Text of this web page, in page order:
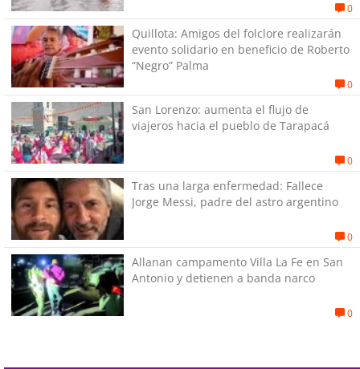
0
Quillota: Amigos del folclore realizarán
evento solidario en beneficio de Roberto
“Negro” Palma
0
San Lorenzo: aumenta el flujo de
viajeros hacia el pueblo de Tarapacá
0
Tras una larga enfermedad: Fallece
Jorge Messi, padre del astro argentino
0
Allanan campamento Villa La Fe en San
Antonio y detienen a banda narco
0